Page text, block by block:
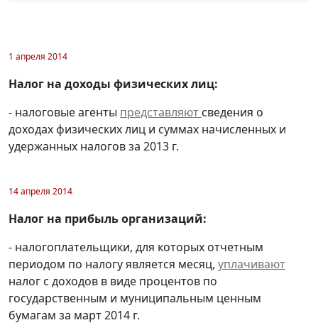
1 апреля 2014
Налог на доходы физических лиц:
- налоговые агенты представляют сведения о
доходах физических лиц и суммах начисленных и
удержанных налогов за 2013 г.
14 апреля 2014
Налог на прибыль организаций:
- налогоплательщики, для которых отчетным
периодом по налогу является месяц, уплачивают
налог с доходов в виде процентов по
государственным и муниципальным ценным
бумагам за март 2014 г.